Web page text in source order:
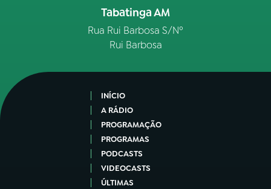
Tabatinga AM
Rua Rui Barbosa S/Nº
Rui Barbosa
INÍCIO
A RÁDIO
PROGRAMAÇÃO
PROGRAMAS
PODCASTS
VIDEOCASTS
ÚLTIMAS